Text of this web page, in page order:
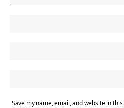
Save my name, email, and website in